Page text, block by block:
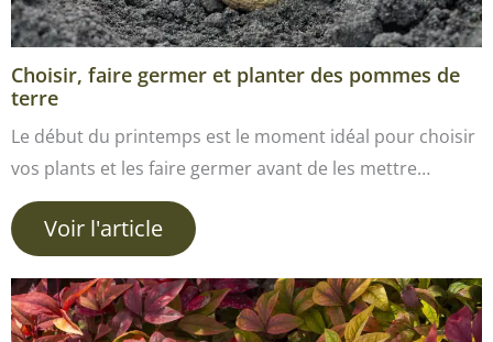
Choisir, faire germer et planter des pommes de
terre
Le début du printemps est le moment idéal pour choisir
vos plants et les faire germer avant de les mettre…
Voir l'article